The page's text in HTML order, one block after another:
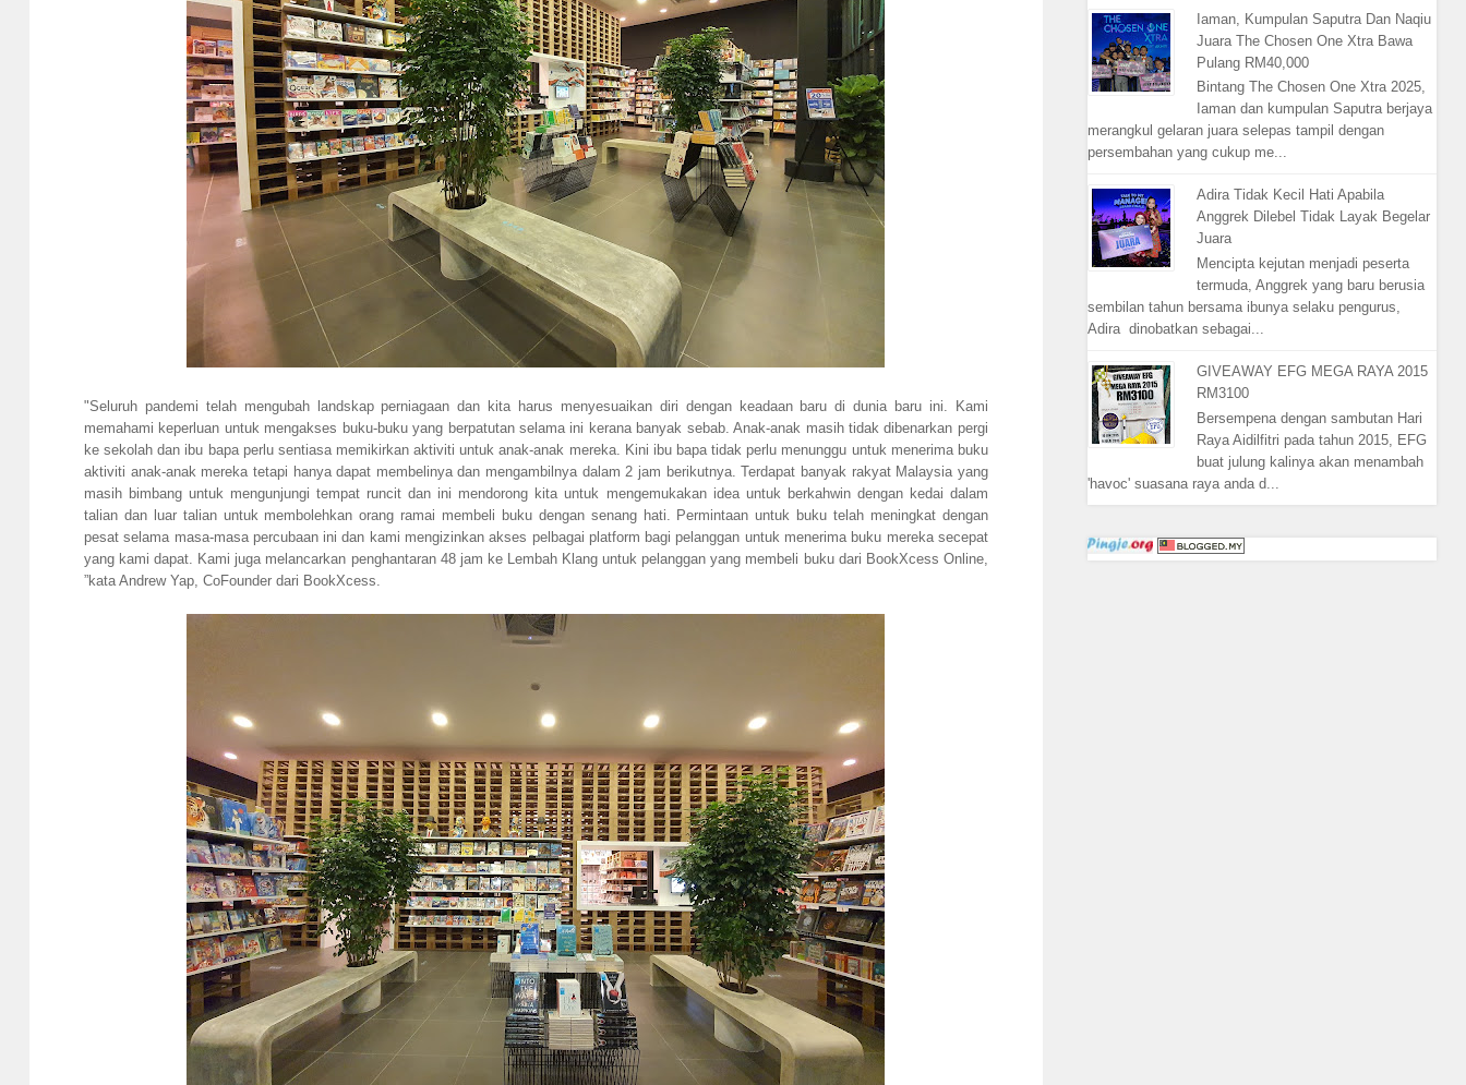
"Seluruh pandemi telah mengubah landskap perniagaan dan kita harus menyesuaikan diri dengan keadaan baru di dunia baru ini. Kami
memahami keperluan untuk mengakses buku-buku yang berpatutan selama ini kerana banyak sebab. Anak-anak masih tidak dibenarkan pergi
ke sekolah dan ibu bapa perlu sentiasa memikirkan aktiviti untuk anak-anak mereka. Kini ibu bapa tidak perlu menunggu untuk menerima buku
aktiviti anak-anak mereka tetapi hanya dapat membelinya dan mengambilnya dalam 2 jam berikutnya. Terdapat banyak rakyat Malaysia yang
masih bimbang untuk mengunjungi tempat runcit dan ini mendorong kita untuk mengemukakan idea untuk berkahwin dengan kedai dalam
talian dan luar talian untuk membolehkan orang ramai membeli buku dengan senang hati. Permintaan untuk buku telah meningkat dengan
pesat selama masa-masa percubaan ini dan kami mengizinkan akses pelbagai platform bagi pelanggan untuk menerima buku mereka secepat
yang kami dapat. Kami juga melancarkan penghantaran 48 jam ke Lembah Klang untuk pelanggan yang membeli buku dari BookXcess Online,
”kata Andrew Yap, CoFounder dari BookXcess.
Iaman, Kumpulan Saputra Dan Naqiu
Juara The Chosen One Xtra Bawa
Pulang RM40,000
Bintang The Chosen One Xtra 2025,
Iaman dan kumpulan Saputra berjaya
merangkul gelaran juara selepas tampil dengan
persembahan yang cukup me...
Adira Tidak Kecil Hati Apabila
Anggrek Dilebel Tidak Layak Begelar
Juara
Mencipta kejutan menjadi peserta
termuda, Anggrek yang baru berusia
sembilan tahun bersama ibunya selaku pengurus,
Adira dinobatkan sebagai...
GIVEAWAY EFG MEGA RAYA 2015
RM3100
Bersempena dengan sambutan Hari
Raya Aidilfitri pada tahun 2015, EFG
buat julung kalinya akan menambah
'havoc' suasana raya anda d...